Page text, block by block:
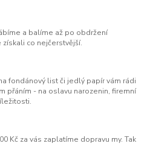
a balíme až po obdržení
co nejčerstvější.
fondánový list či jedlý papír vám rádi
přáním - na oslavu narozenin, firemní
Kč za vás zaplatíme dopravu my. Tak